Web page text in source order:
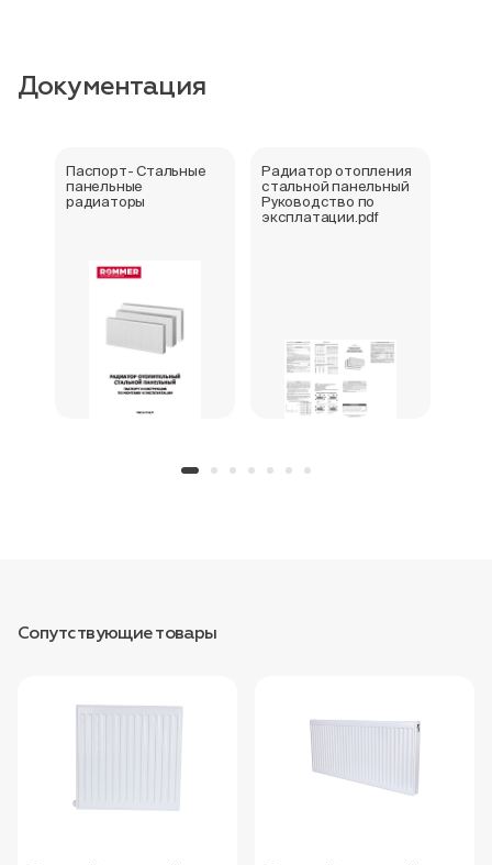
Документация
Паспорт- Стальные
панельные
радиаторы
Радиатор отопления
стальной панельный
Руководство по
эксплатации.pdf
Сопутствующие товары